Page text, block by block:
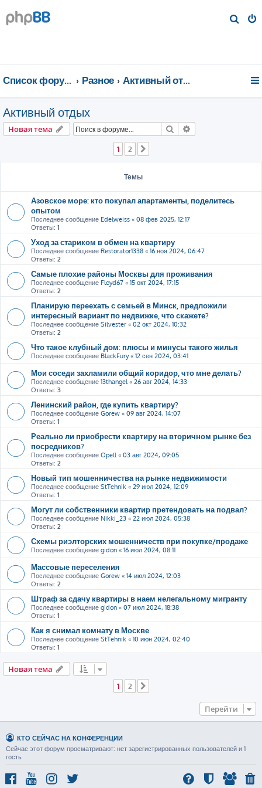
Список форумов Разное Активный отдых
Активный отдых
Новая тема Поиск
1 2
Темы
Азовское море: кто покупал апартаменты, поделитесь
опытом
Последнее сообщение Edelweiss « 08 фев 2025, 12:17
Ответы: 1
Уход за стариком в обмен на квартиру
Последнее сообщение Restorator1338 « 16 ноя 2024, 06:47
Ответы: 2
Самые плохие районы Москвы для проживания
Последнее сообщение Floyd67 « 15 окт 2024, 17:15
Ответы: 2
Планирую переехать с семьей в Минск, предложили
интересный вариант по недвижке, что скажете?
Последнее сообщение Silvester « 02 окт 2024, 10:32
Ответы: 2
Что такое клубный дом: плюсы и минусы такого жилья
Последнее сообщение BlackFury« 12 сен 2024, 03:41
Мои соседи захламили общий коридор, что мне делать?
Последнее сообщение 13thangel« 26 авг 2024, 14:33
Ответы: 3
Ленинский район, где купить квартиру?
Последнее сообщение Gorew « 09 авг 2024, 14:07
Ответы: 1
Реально ли приобрести квартиру на вторичном рынке без
посредников?
Последнее сообщение Opell« 03 авг 2024, 09:05
Ответы: 2
Новый тип мошенничества на рынке недвижимости
Последнее сообщение StTehnik « 29 июл 2024, 12:09
Ответы: 1
Могут ли собственники квартир претендовать на подвал?
Последнее сообщение Nikki_23 « 22 июл 2024, 05:38
Ответы: 2
Схемы риэлторских мошенничеств при покупке/продаже
Последнее сообщение gidon « 16 июл 2024, 08:11
Массовые переселения
Последнее сообщение Gorew « 14 июл 2024, 12:03
Ответы: 2
Штраф за сдачу квартиры в наем нелегальному мигранту
Последнее сообщение gidon « 07 июл 2024, 18:38
Ответы: 1
Как я снимал комнату в Москве
Последнее сообщение StTehnik « 10 июн 2024, 02:40
Ответы: 1
Новая тема
1
2
Перейти
КТО СЕЙЧАС НА КОНФЕРЕНЦИИ
Сейчас этот форум просматривают: нет зарегистрированных пользователей и 1
гость